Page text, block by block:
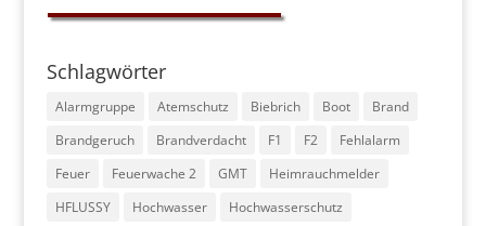
Schlagwörter
Alarmgruppe Atemschutz Biebrich Boot
Brand
Brandgeruch
Brandverdacht F1 F2
Fehlalarm
Feuer
Feuerwache 2 GMT
Heimrauchmelder
HFLUSSY
Hochwasser
Hochwasserschutz